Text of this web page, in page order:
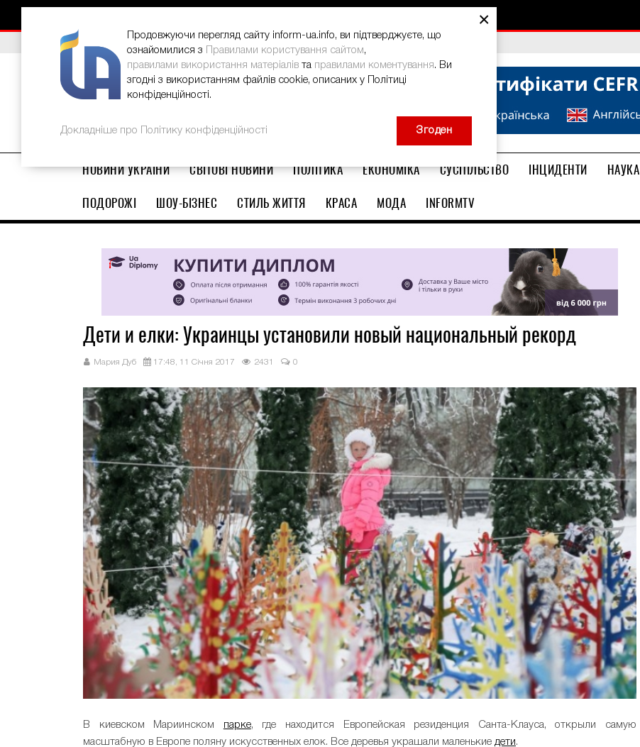
ВИБІР РЕДАКЦІЇ В Україні стартував ювілейний Global Teacher Prize-2026
НОВИНИ УКРАЇНИ СВІТОВІ НОВИНИ ПОЛІТИКА ЕКОНОМІКА СУСПІЛЬСТВО ІНЦИДЕНТИ НАУКА
ПОДОРОЖІ
ШОУ-БІЗНЕС СТИЛЬ ЖИТТЯ КРАСА МОДА INFORMTV
Дети и елки: Украинцы установили новый национальный рекорд
Мария Дуб 17:48, 11 Січня 2017 2431 0
В киевском Мариинском парке, где находится Европейская резиденция Санта-Клауса, открыли самую
масштабную в Европе поляну искусственных елок. Все деревья украшали маленькие дети.
×
Продовжуючи перегляд сайту inform-ua.info, ви підтверджуєте, що
ознайомилися з
Правилами користування сайтом,
правилами використання матеріалів та правилами коментування. Ви
згодні з використанням файлів cookie, описаних у Політиці
конфіденційності.
Докладніше про Політику конфіденційності Згоден